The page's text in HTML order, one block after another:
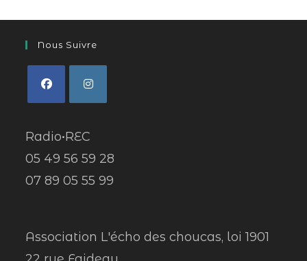
Nous Suivre
Radio•REC
05 49 56 59 28
07 89 05 55 99
Association L'écho des choucas, loi 1901